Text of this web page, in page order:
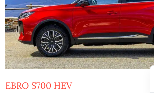
EBRO S700 HEV